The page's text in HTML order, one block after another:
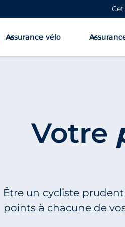
Assurance vélo
Votre
Être un cycliste
points à chacune de